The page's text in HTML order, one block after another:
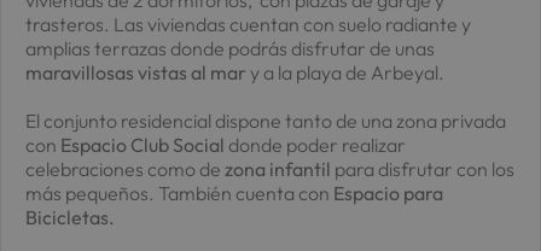
trasteros. Las viviendas cuentan con suelo radiante y
amplias terrazas donde podrás disfrutar de unas
maravillosas vistas al mar y a la playa de Arbeyal.
El conjunto residencial dispone tanto de una zona privada
con Espacio Club Social donde poder realizar
celebraciones como de zona infantil para disfrutar con los
más pequeños. También cuenta con Espacio para
Bicicletas.